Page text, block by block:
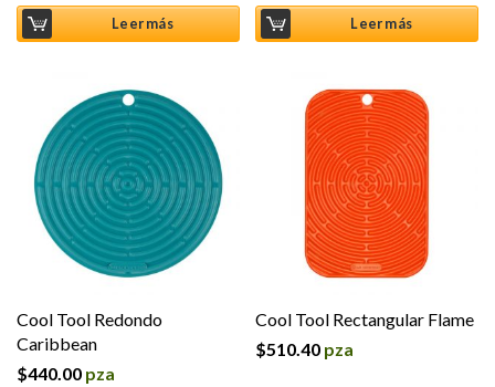
Leer más Leer más
Cool Tool Redondo
Caribbean
$440.00 pza
Cool Tool Rectangular Flame
$510.40 pza